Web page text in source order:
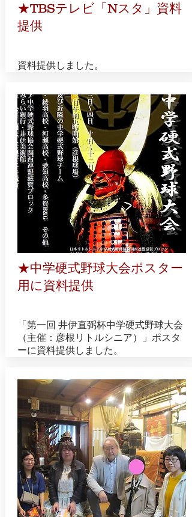
★TBSテレビ「Nスタ」資料
提供
資料提供しました。
​★中学硬式野球大会ポスター
用に資料提供
​「第一回 井伊直弼杯中学硬式野球大会
（主催：彦根リトルシニア）」ポスタ
ーに資料提供しました。